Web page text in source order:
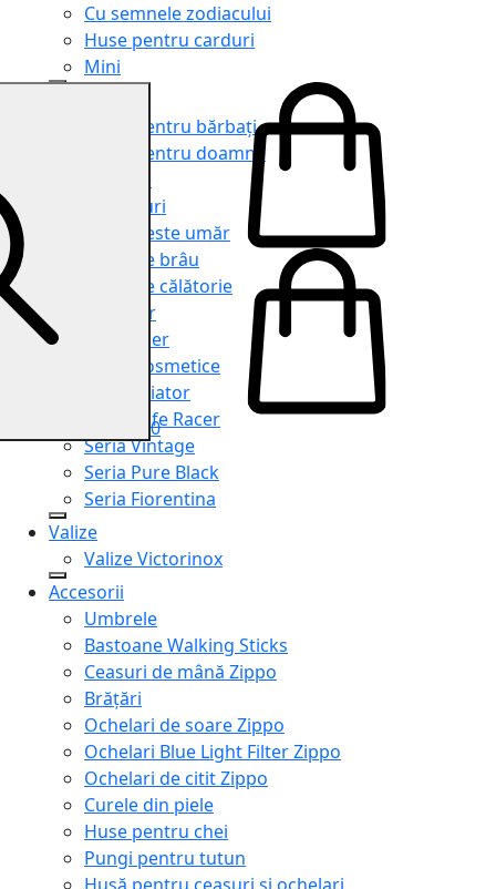
Cu semnele zodiacului
Huse pentru carduri
Mini
Genți pentru bărbați
Genți pentru doamne
Serviete
Rucsacuri
Genți peste umăr
Genți de brâu
Genți de călătorie
Shopper
Organiser
Truse cosmetice
Seria Aviator
Seria Cafe Racer
Seria Vintage
Seria Pure Black
Seria Fiorentina
Valize
Valize Victorinox
Accesorii
Umbrele
Bastoane Walking Sticks
Ceasuri de mână Zippo
Brățări
Ochelari de soare Zippo
Ochelari Blue Light Filter Zippo
Ochelari de citit Zippo
Curele din piele
Huse pentru chei
Pungi pentru tutun
0